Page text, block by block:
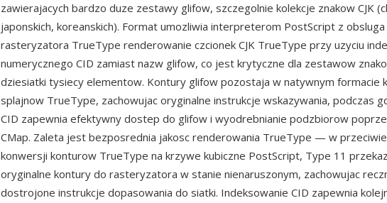
zawierajacych bardzo duze zestawy glifow, szczegolnie kolekcje znakow CJK
japonskich, koreanskich). Format umozliwia interpreterom PostScript z obsluga
rasteryzatora TrueType renderowanie czcionek CJK TrueType przy uzyciu
numerycznego CID zamiast nazw glifow, co jest krytyczne dla zestawow
dziesiatki tysiecy elementow. Kontury glifow pozostaja w natywnym formacie
splajnow TrueType, zachowujac oryginalne instrukcje wskazywania, podczas
CID zapewnia efektywny dostep do glifow i wyodrebnianie podzbiorow
CMap. Zaleta jest bezposrednia jakosc renderowania TrueType — w
konwersji konturow TrueType na krzywe kubiczne PostScript, Type 11
oryginalne kontury do rasteryzatora w stanie nienaruszonym, zachowujac
dostrojone instrukcje dopasowania do siatki. Indeksowanie CID zapewnia